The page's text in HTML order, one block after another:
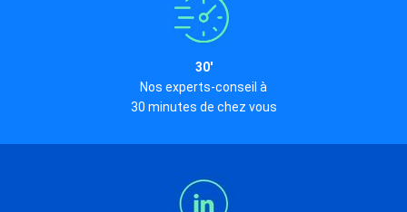
30'
Nos experts-conseil à
30 minutes de chez vous